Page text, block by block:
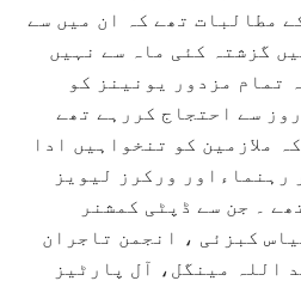
مطالبات تھے کہ ان میں سے
گزشتہ کئی ماہ سے نہیں
تمام مزدور یونینز کو
سے احتجاج کررہے تھے
ملازمین کو تنخواہیں ادا
رہنماءاور ورکرز لیویز
۔ جن سے ڈپٹی کمشنر
کبزئی ، انجمن تاجران
اللہ مینگل، آل پارٹیز